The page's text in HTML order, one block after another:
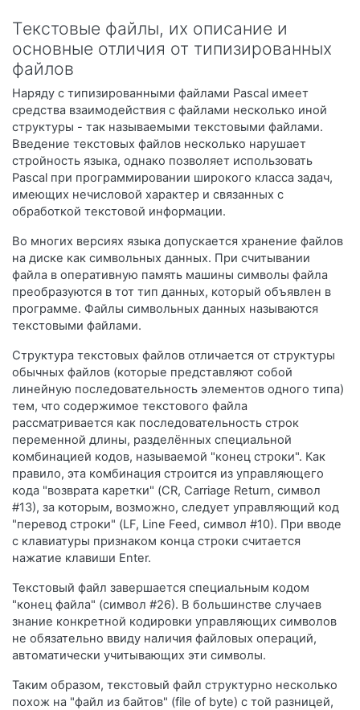
Тeкстовые файлы, их описание и
основные отличия от типизированных
файлов
Наряду с типизированными файлами Pascal имеет
средства взаимодействия с файлами несколько иной
структуры - так называемыми текстовыми файлами.
Введение текстовых файлов несколько нарушает
стройность языка, однако позволяет использовать
Pascal при программировании широкого класса задач,
имеющих нечисловой характер и связанных с
обработкой текстовой информации.
Во многих версиях языка допускается хранение файлов
на диске как символьных данных. При считывании
файла в оперативную память машины символы файла
преобразуются в тот тип данных, который объявлен в
программе. Файлы символьных данных называются
текстовыми файлами.
Структура текстовых файлов отличается от структуры
обычных файлов (которые представляют собой
линейную последовательность элементов одного типа)
тем, что содержимое текстового файла
рассматривается как последовательность строк
переменной длины, разделённых специальной
комбинацией кодов, называемой "конец строки". Как
правило, эта комбинация строится из управляющего
кода "возврата каретки" (CR, Carriage Return, символ
#13), за которым, возможно, следует управляющий код
"перевод строки" (LF, Line Feed, символ #10). При вводе
c клавиатуры признаком конца строки считается
нажатие клавиши Enter.
Текстовый файл завершается специальным кодом
"конец файла" (символ #26). В большинстве случаев
знание конкретной кодировки управляющих символов
не обязательно ввиду наличия файловых операций,
автоматически учитывающих эти символы.
Таким образом, текстовый файл структурно несколько
похож на "файл из байтов" (file of byte) с той разницей,